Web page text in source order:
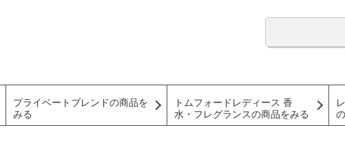
プライベートブレンドの商品を
みる
トムフォードレディース 香
水・フレグランスの商品をみる